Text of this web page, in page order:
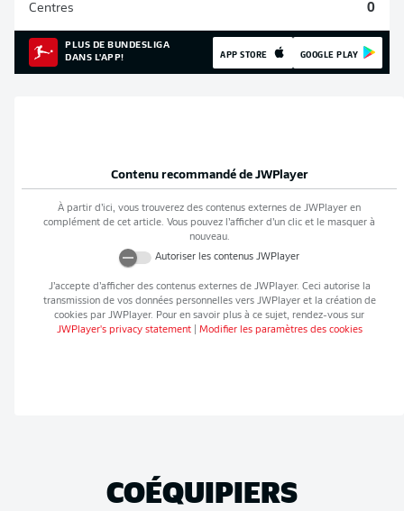
Centres 0
PLUS DE BUNDESLIGA
DANS L'APP!
APP STORE GOOGLE PLAY
Contenu recommandé de JWPlayer
À partir d’ici, vous trouverez des contenus externes de JWPlayer en
complément de cet article. Vous pouvez l’afficher d’un clic et le masquer à
nouveau.
Autoriser les contenus JWPlayer
J’accepte d’afficher des contenus externes de JWPlayer. Ceci autorise la
transmission de vos données personnelles vers JWPlayeret la création de
cookies par JWPlayer. Pour en savoir plus à ce sujet, rendez-vous sur
JWPlayer's privacy statement| Modifier les paramètres des cookies
COÉQUIPIERS